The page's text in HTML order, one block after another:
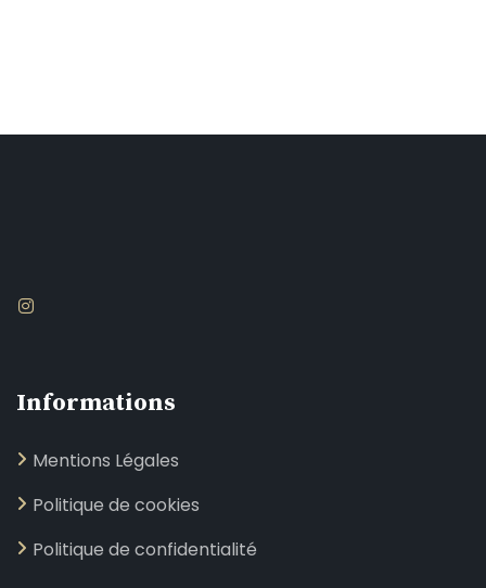
Informations
Mentions Légales
Politique de cookies
Politique de confidentialité